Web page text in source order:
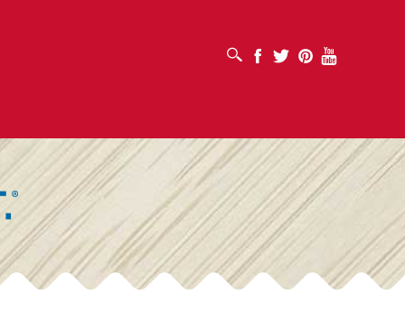
SUCHFELD ÖFFNENFacebook
Twitter PinterestYoutube